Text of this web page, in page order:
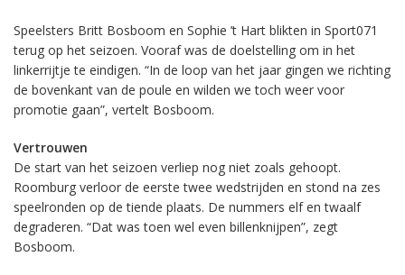
Speelsters Britt Bosboom en Sophie ’t Hart blikten in Sport071
terug op het seizoen. Vooraf was de doelstelling om in het
linkerrijtje te eindigen. “In de loop van het jaar gingen we richting
de bovenkant van de poule en wilden we toch weer voor
promotie gaan”, vertelt Bosboom.
Vertrouwen
De start van het seizoen verliep nog niet zoals gehoopt.
Roomburg verloor de eerste twee wedstrijden en stond na zes
speelronden op de tiende plaats. De nummers elf en twaalf
degraderen. “Dat was toen wel even billenknijpen”, zegt
Bosboom.